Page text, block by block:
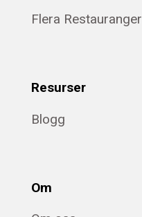
Flera Restauranger
Resurser
Blogg
Om